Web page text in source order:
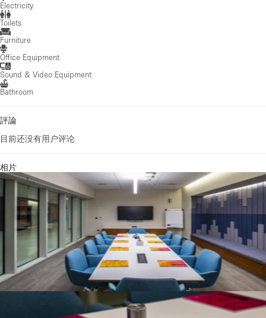
Electricity
Toilets
Furniture
Office Equipment
Sound & Video Equipment
Bathroom
評論
目前还没有用户评论
相片